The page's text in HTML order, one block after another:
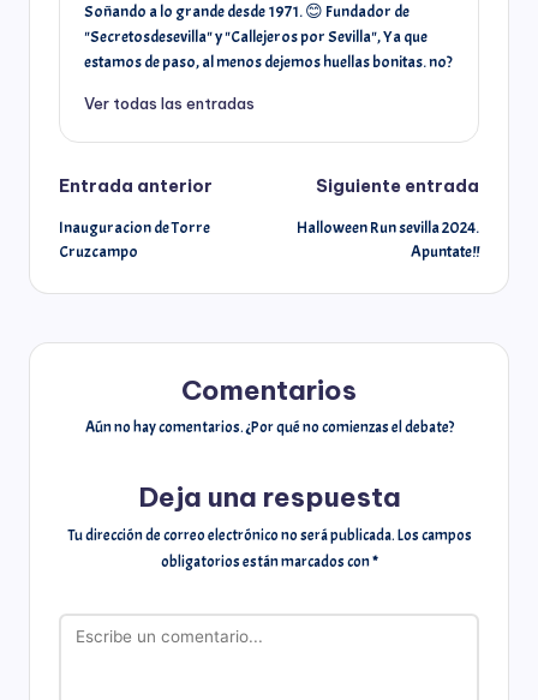
o
k
r p
p
n
k
d
Soñando a lo grande desde 1971. 😊 Fundador de
"Secretosdesevilla" y "Callejeros por Sevilla", Ya que
estamos de paso, al menos dejemos huellas bonitas. no?
Ver todas las entradas
Entrada anterior
Inauguracion de Torre
Cruzcampo
Siguiente entrada
Halloween Run sevilla 2024.
Apuntate!!
Comentarios
Aún no hay comentarios. ¿Por qué no comienzas el debate?
Deja una respuesta
Tu dirección de correo electrónico no será publicada.Los campos
obligatorios están marcados con*